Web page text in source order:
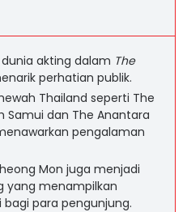
dunia akting dalam The
perhatian publik.
Thailand seperti The
Samui dan The Anantara
pengalaman
Mon juga menjadi
yang menampilkan
para pengunjung.